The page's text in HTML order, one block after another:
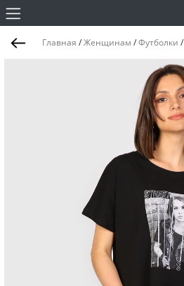
Главная /Женщинам /Футболки /